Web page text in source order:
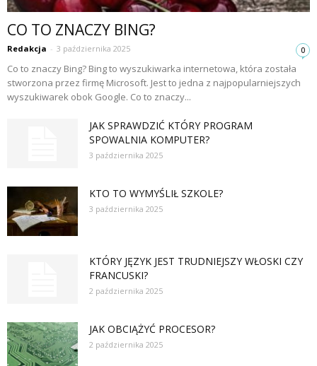
CO TO ZNACZY BING?
Redakcja - 3 października 2025 0
Co to znaczy Bing? Bing to wyszukiwarka internetowa, która została
stworzona przez firmę Microsoft. Jest to jedna z najpopularniejszych
wyszukiwarek obok Google. Co to znaczy...
JAK SPRAWDZIĆ KTÓRY PROGRAM
SPOWALNIA KOMPUTER?
3 października 2025
KTO TO WYMYŚLIŁ SZKOLE?
3 października 2025
KTÓRY JĘZYK JEST TRUDNIEJSZY WŁOSKI CZY
FRANCUSKI?
2 października 2025
JAK OBCIĄŻYĆ PROCESOR?
2 października 2025